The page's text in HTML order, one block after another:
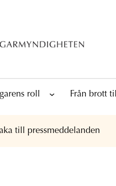
roll Från brott
till pressmeddelanden